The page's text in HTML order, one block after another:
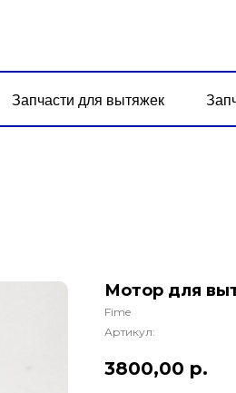
Запчасти для вытяжек
Мотор для
Fime
Артикул:
3800,00 р.